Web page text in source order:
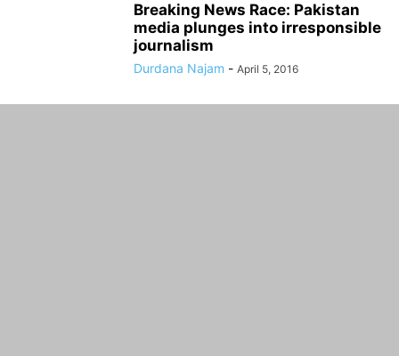
Breaking News Race: Pakistan
media plunges into irresponsible
journalism
Durdana Najam - April 5, 2016